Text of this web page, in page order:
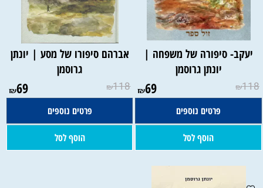
יעקב- סיפורה של משפחה |
יונתן גרוסמן
₪118
₪69
פרטים נוספים
הוסף לסל
אברהם סיפורו של מסע | יונתן
גרוסמן
₪118
₪69
פרטים נוספים
הוסף לסל